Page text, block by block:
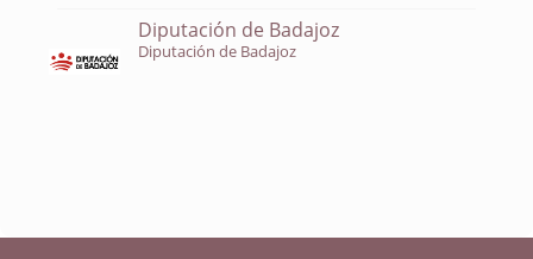
Diputación de Badajoz
Diputación de Badajoz